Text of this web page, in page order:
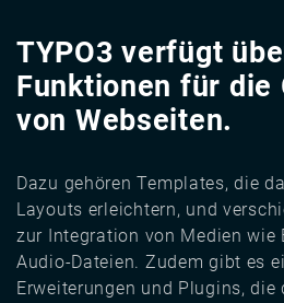
TYPO3 verfügt
Funktionen für die
von Webseiten.
Dazu gehören Templates, die
Layouts erleichtern, und
zur Integration von Medien wie
Audio-Dateien. Zudem gibt es
Erweiterungen und Plugins, die